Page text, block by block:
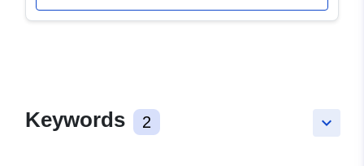
keyboard_arrow_down
Keywords 2